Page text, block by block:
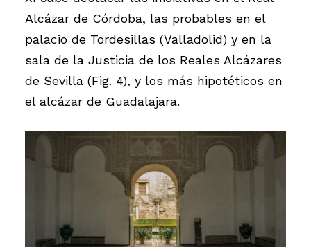
Alcázar de Córdoba, las probables en el
palacio de Tordesillas (Valladolid) y en la
sala de la Justicia de los Reales Alcázares
de Sevilla (Fig. 4), y los más hipotéticos en
el alcázar de Guadalajara.